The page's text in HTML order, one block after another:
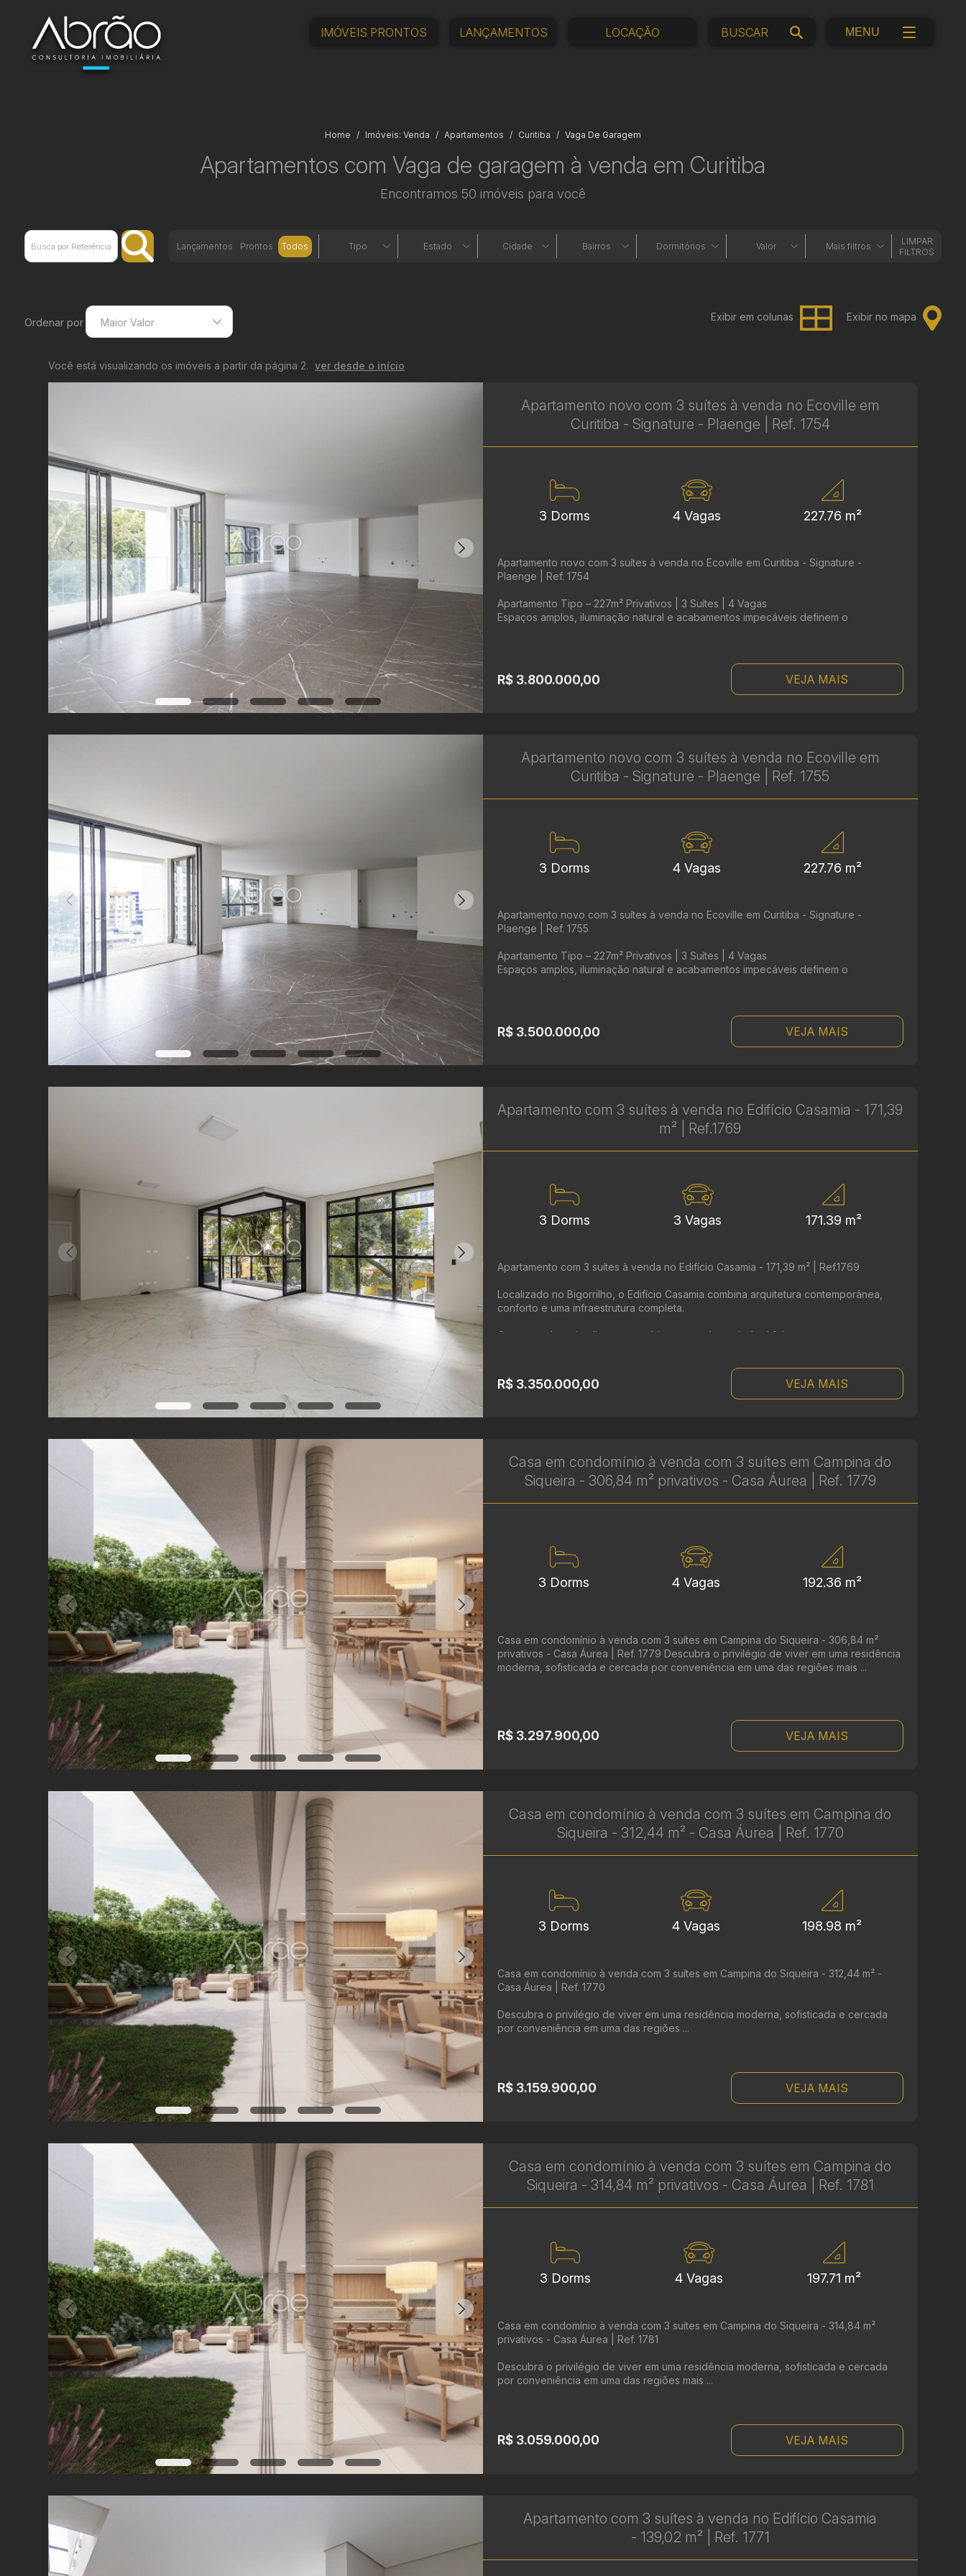
IMÓVEIS PRONTOS LANÇAMENTOS LOCAÇÃO MENU
Home Imóveis: Venda Apartamentos Curitiba Vaga De Garagem
Apartamentos com Vaga de garagem à venda em Curitiba
Encontramos 50 imóveis para você
Lançamentos Prontos Todos Tipo Estado Cidade Bairros Dormitórios Valor Mais filtros
LIMPAR
FILTROS
Ordenar por Maior Valor
Maior Valor
Exibir em colunas Exibir no mapa
Você está visualizando os imóveis a partir da página 2. ver desde o início
Apartamento novo com 3 suítes à venda no Ecoville em
Curitiba - Signature - Plaenge | Ref. 1754
3 Dorms 4 Vagas 227.76 m²
Apartamento novo com 3 suítes à venda no Ecoville em Curitiba - Signature -
Plaenge | Ref. 1754
Apartamento Tipo – 227m² Privativos | 3 Suítes | 4 Vagas
Espaços amplos, iluminação natural e acabamentos impecáveis definem o
R$ 3.800.000,00 VEJA MAIS
Apartamento novo com 3 suítes à venda no Ecoville em
Curitiba - Signature - Plaenge | Ref. 1755
3 Dorms 4 Vagas 227.76 m²
Apartamento novo com 3 suítes à venda no Ecoville em Curitiba - Signature -
Plaenge | Ref. 1755
Apartamento Tipo – 227m² Privativos | 3 Suítes | 4 Vagas
Espaços amplos, iluminação natural e acabamentos impecáveis definem o
apartamento tipo ...
R$ 3.500.000,00 VEJA MAIS
Apartamento com 3 suítes à venda no Edifício Casamia - 171,39
m² | Ref.1769
3 Dorms 3 Vagas 171.39 m²
Apartamento com 3 suítes à venda no Edifício Casamia - 171,39 m² | Ref.1769
Localizado no Bigorrilho, o Edifício Casamia combina arquitetura contemporânea,
conforto e uma infraestrutura completa.
Com uma planta inteligente e ambientes amplos, o imóvel foi ...
R$ 3.350.000,00 VEJA MAIS
Casa em condomínio à venda com 3 suítes em Campina do
Siqueira - 306,84 m² privativos - Casa Áurea | Ref. 1779
3 Dorms 4 Vagas 192.36 m²
Casa em condomínio à venda com 3 suítes em Campina do Siqueira - 306,84 m²
privativos - Casa Áurea | Ref. 1779 Descubra o privilégio de viver em uma residência
moderna, sofisticada e cercada por conveniência em uma das regiões mais ...
R$ 3.297.900,00 VEJA MAIS
Casa em condomínio à venda com 3 suítes em Campina do
Siqueira - 312,44 m² - Casa Áurea | Ref. 1770
3 Dorms 4 Vagas 198.98 m²
Casa em condomínio à venda com 3 suítes em Campina do Siqueira - 312,44 m² -
Casa Áurea | Ref. 1770
Descubra o privilégio de viver em uma residência moderna, sofisticada e cercada
por conveniência em uma das regiões ...
R$ 3.159.900,00 VEJA MAIS
Casa em condomínio à venda com 3 suítes em Campina do
Siqueira - 314,84 m² privativos - Casa Áurea | Ref. 1781
3 Dorms 4 Vagas 197.71 m²
Casa em condomínio à venda com 3 suítes em Campina do Siqueira - 314,84 m²
privativos - Casa Áurea | Ref. 1781
Descubra o privilégio de viver em uma residência moderna, sofisticada e cercada
por conveniência em uma das regiões mais ...
R$ 3.059.000,00 VEJA MAIS
Apartamento com 3 suítes à venda no Edifício Casamia
- 139,02 m² | Ref. 1771